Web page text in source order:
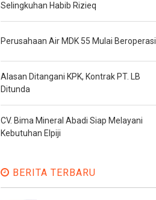
Selingkuhan Habib Rizieq
Perusahaan Air MDK 55 Mulai Beroperasi
Alasan Ditangani KPK, Kontrak PT. LB
Ditunda
CV. Bima Mineral Abadi Siap Melayani
Kebutuhan Elpiji
BERITA TERBARU